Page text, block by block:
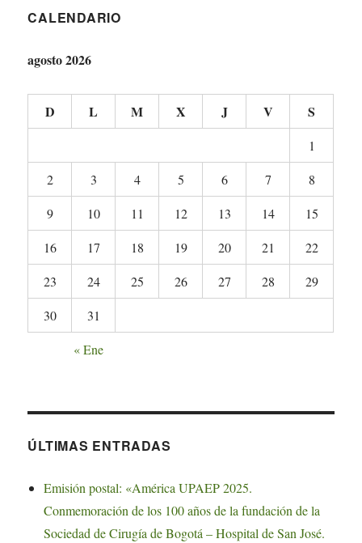
CALENDARIO
agosto 2026
D L M X J V S
1
2
3 4 5 6 7
8
9
10 11 12 13 14
15
16
17 18 19 20 21
22
23
24 25 26 27 28
29
30
31
« Ene
ÚLTIMAS ENTRADAS
Emisión postal: «América UPAEP 2025.
Conmemoración de los 100 años de la fundación de la
Sociedad de Cirugía de Bogotá – Hospital de San José.